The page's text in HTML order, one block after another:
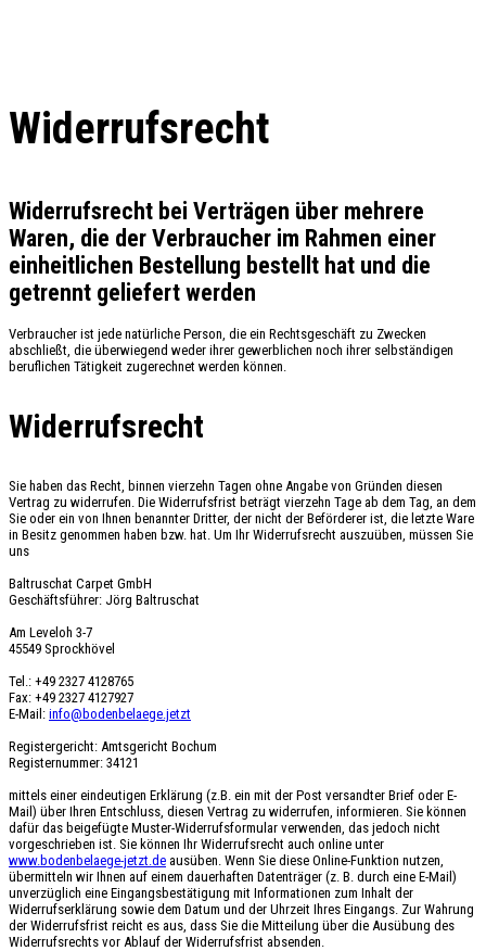
Widerrufsrecht
Widerrufsrecht bei Verträgen über mehrere
Waren, die der Verbraucher im Rahmen einer
einheitlichen Bestellung bestellt hat und die
getrennt geliefert werden
Verbraucher ist jede natürliche Person, die ein Rechtsgeschäft zu Zwecken
abschließt, die überwiegend weder ihrer gewerblichen noch ihrer selbständigen
beruflichen Tätigkeit zugerechnet werden können.
Widerrufsrecht
Sie haben das Recht, binnen vierzehn Tagen ohne Angabe von Gründen diesen
Vertrag zu widerrufen. Die Widerrufsfrist beträgt vierzehn Tage ab dem Tag, an dem
Sie oder ein von Ihnen benannter Dritter, der nicht der Beförderer ist, die letzte Ware
in Besitz genommen haben bzw. hat. Um Ihr Widerrufsrecht auszuüben, müssen Sie
uns
Baltruschat Carpet GmbH
Geschäftsführer: Jörg Baltruschat
Am Leveloh 3-7
45549 Sprockhövel
Tel.: +49 2327 4128765
Fax: +49 2327 4127927
E-Mail: info@bodenbelaege.jetzt
Registergericht: Amtsgericht Bochum
Registernummer: 34121
mittels einer eindeutigen Erklärung (z.B. ein mit der Post versandter Brief oder E-
Mail) über Ihren Entschluss, diesen Vertrag zu widerrufen, informieren. Sie können
dafür das beigefügte Muster-Widerrufsformular verwenden, das jedoch nicht
vorgeschrieben ist. Sie können Ihr Widerrufsrecht auch online unter
www.bodenbelaege-jetzt.de ausüben. Wenn Sie diese Online-Funktion nutzen,
übermitteln wir Ihnen auf einem dauerhaften Datenträger (z. B. durch eine E-Mail)
unverzüglich eine Eingangsbestätigung mit Informationen zum Inhalt der
Widerrufserklärung sowie dem Datum und der Uhrzeit Ihres Eingangs. Zur Wahrung
der Widerrufsfrist reicht es aus, dass Sie die Mitteilung über die Ausübung des
Widerrufsrechts vor Ablauf der Widerrufsfrist absenden.